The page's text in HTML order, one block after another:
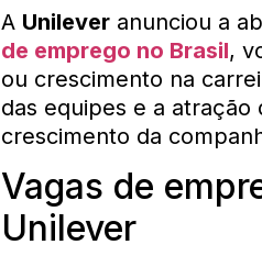
A Unilever anunciou a
de emprego no Brasil,
ou crescimento na
das equipes e a atração
crescimento da
Vagas de
Unilever